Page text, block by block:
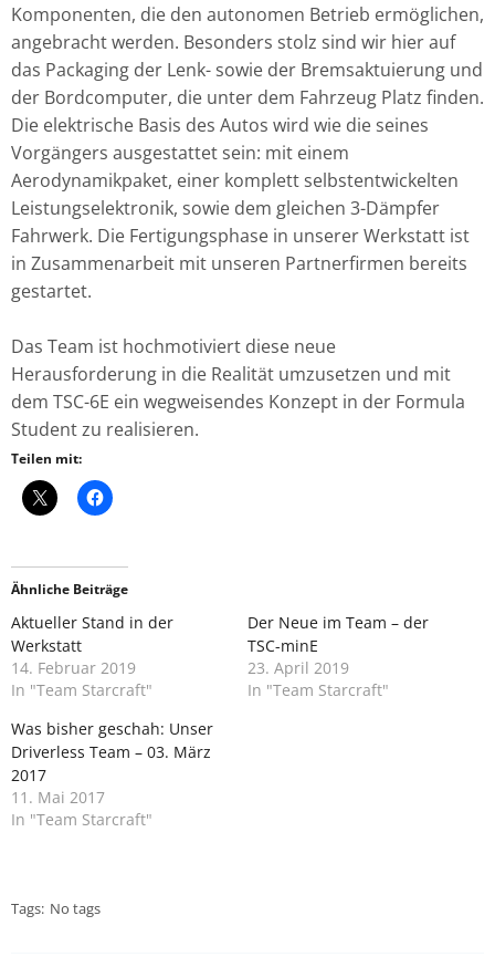
Komponenten, die den autonomen Betrieb ermöglichen,
angebracht werden. Besonders stolz sind wir hier auf
das Packaging der Lenk- sowie der Bremsaktuierung und
der Bordcomputer, die unter dem Fahrzeug Platz finden.
Die elektrische Basis des Autos wird wie die seines
Vorgängers ausgestattet sein: mit einem
Aerodynamikpaket, einer komplett selbstentwickelten
Leistungselektronik, sowie dem gleichen 3-Dämpfer
Fahrwerk. Die Fertigungsphase in unserer Werkstatt ist
in Zusammenarbeit mit unseren Partnerfirmen bereits
gestartet.
Das Team ist hochmotiviert diese neue
Herausforderung in die Realität umzusetzen und mit
dem TSC-6E ein wegweisendes Konzept in der Formula
Student zu realisieren.
Teilen mit:
Ähnliche Beiträge
Aktueller Stand in der
Werkstatt
14. Februar 2019
In "Team Starcraft"
Der Neue im Team – der
TSC-minE
23. April 2019
In "Team Starcraft"
Was bisher geschah: Unser
Driverless Team – 03. März
2017
11. Mai 2017
In "Team Starcraft"
Tags: No tags